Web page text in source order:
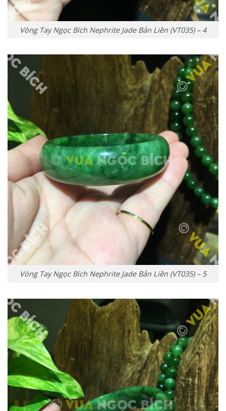
Vòng Tay Ngọc Bích Nephrite Jade Bản Liền (VT035) – 4
Vòng Tay Ngọc Bích Nephrite Jade Bản Liền (VT035) – 5